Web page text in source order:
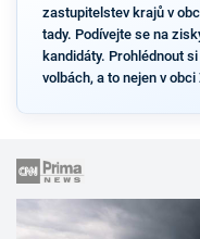
zastupitelstev krajů v
tady. Podívejte se na
kandidáty. Prohlédnout
volbách, a to nejen v obci